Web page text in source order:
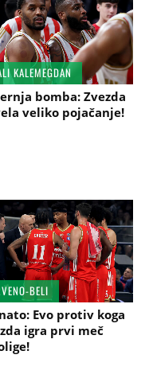
KALEMEGDAN
bomba: Zvezda
veliko pojačanje!
BELI
Evo protiv koga
igra prvi meč